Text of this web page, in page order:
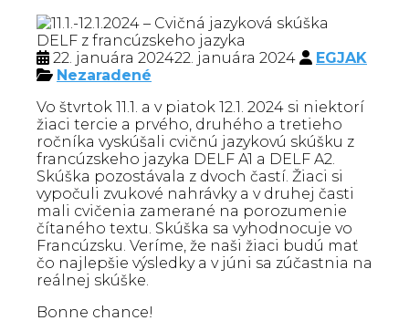
22. januára 202422. januára 2024
EGJAK
Nezaradené
Vo štvrtok 11.1. a v piatok 12.1. 2024 si niektorí
žiaci tercie a prvého, druhého a tretieho
ročníka vyskúšali cvičnú jazykovú skúšku z
francúzskeho jazyka DELF A1 a DELF A2.
Skúška pozostávala z dvoch častí. Žiaci si
vypočuli zvukové nahrávky a v druhej časti
mali cvičenia zamerané na porozumenie
čítaného textu. Skúška sa vyhodnocuje vo
Francúzsku. Veríme, že naši žiaci budú mať
čo najlepšie výsledky a v júni sa zúčastnia na
reálnej skúške.
Bonne chance!